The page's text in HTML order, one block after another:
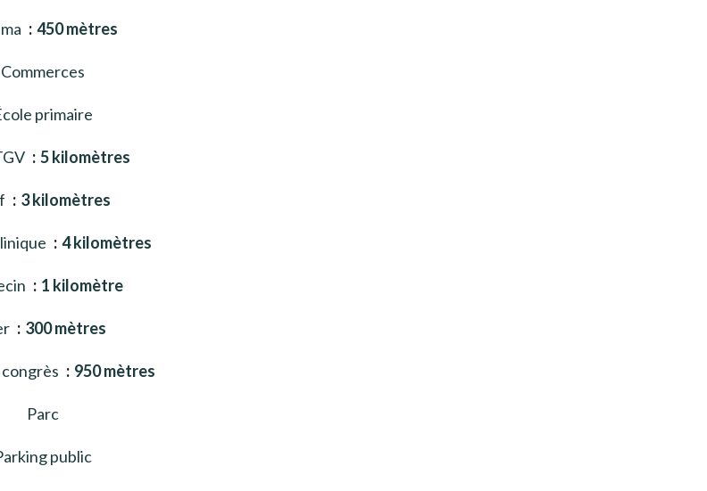
450 mètres
Commerces
primaire
5 kilomètres
3 kilomètres
4 kilomètres
1 kilomètre
300 mètres
congrès 950 mètres
Parc
public